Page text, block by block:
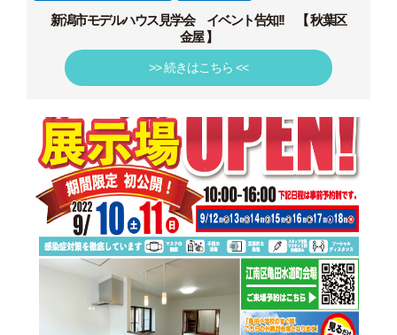
新潟市モデルハウス見学会 イベント告知!! 【 秋葉区
金屋 】
>> 続きはこちら <<